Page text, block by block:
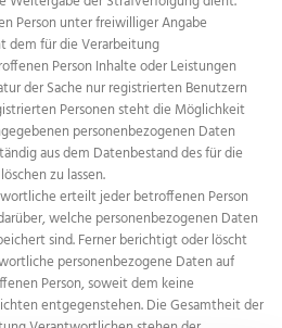
Person unter freiwilliger Angabe
dem für die Verarbeitung
Person Inhalte oder Leistungen
der Sache nur registrierten Benutzern
Personen steht die Möglichkeit
personenbezogenen Daten
aus dem Datenbestand des für die
zu lassen.
erteilt jeder betroffenen Person
welche personenbezogenen Daten
sind. Ferner berichtigt oder löscht
personenbezogene Daten auf
Person, soweit dem keine
entgegenstehen. Die Gesamtheit der